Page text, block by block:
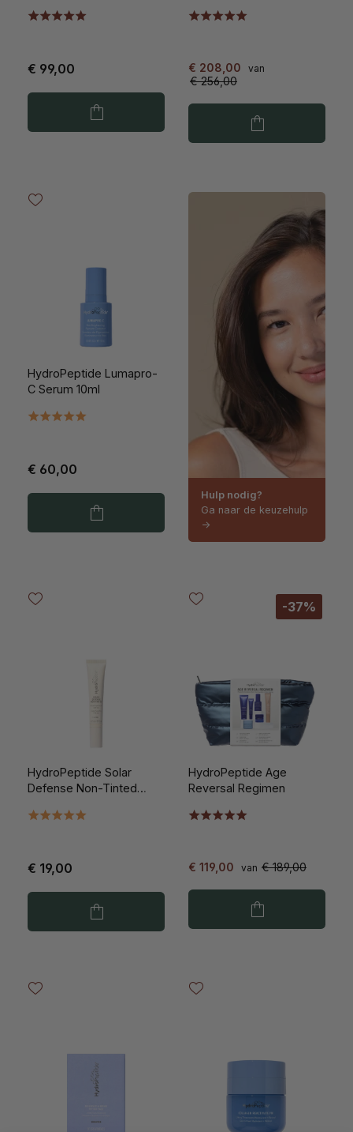
€ 99,00 € 208,00 van
€ 256,00
HydroPeptide Lumapro-
C Serum 10ml
€ 60,00
Hulp nodig?
Ga naar de keuzehulp
->
HydroPeptide Solar
Defense Non-Tinted
€ 19,00
-37%
HydroPeptide Age
Reversal Regimen
€ 119,00 van € 189,00